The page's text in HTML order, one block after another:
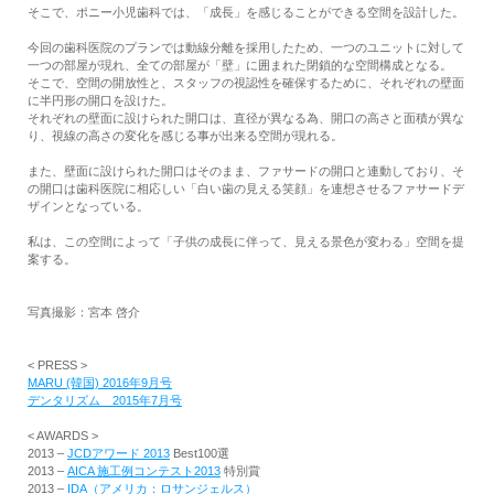
そこで、ポニー小児歯科では、「成長」を感じることができる空間を設計した。
今回の歯科医院のプランでは動線分離を採用したため、一つのユニットに対して
一つの部屋が現れ、全ての部屋が「壁」に囲まれた閉鎖的な空間構成となる。
そこで、空間の開放性と、スタッフの視認性を確保するために、それぞれの壁面
に半円形の開口を設けた。
それぞれの壁面に設けられた開口は、直径が異なる為、開口の高さと面積が異な
り、視線の高さの変化を感じる事が出来る空間が現れる。
また、壁面に設けられた開口はそのまま、ファサードの開口と連動しており、そ
の開口は歯科医院に相応しい「白い歯の見える笑顔」を連想させるファサードデ
ザインとなっている。
私は、この空間によって「子供の成長に伴って、見える景色が変わる」空間を提
案する。
写真撮影：宮本 啓介
< PRESS >
MARU (韓国) 2016年9月号
デンタリズム 2015年7月号
< AWARDS >
2013 – JCDアワード 2013 Best100選
2013 – AICA 施工例コンテスト2013 特別賞
2013 – IDA（アメリカ：ロサンジェルス）